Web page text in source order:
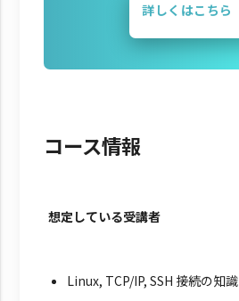
詳しくはこちら
コース情報
想定している受講者
Linux, TCP/IP, SSH 接続の知識